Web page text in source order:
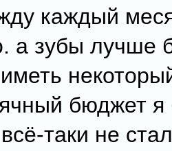
каждый
а зубы лучше
бюджет я
таки не